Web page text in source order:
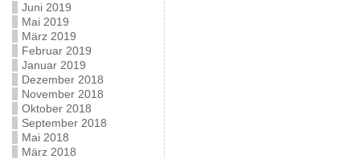
Juni 2019
Mai 2019
März 2019
Februar 2019
Januar 2019
Dezember 2018
November 2018
Oktober 2018
September 2018
Mai 2018
März 2018